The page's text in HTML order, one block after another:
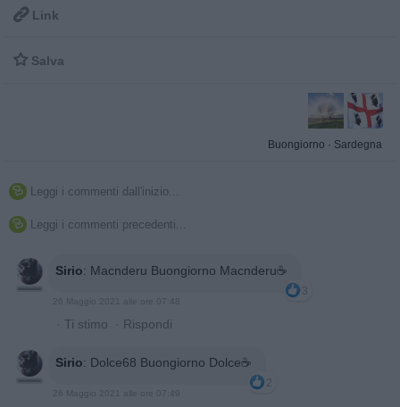
 Link
 Salva
Buongiorno · Sardegna
 Leggi i commenti dall'inizio...
 Leggi i commenti precedenti...
Sirio: Macnderu Buongiorno Macnderu☕
3
26 Maggio 2021 alle ore 07:48
· Ti stimo · Rispondi
Sirio: Dolce68 Buongiorno Dolce☕
2
26 Maggio 2021 alle ore 07:49